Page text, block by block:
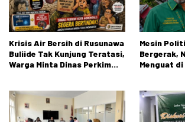
Krisis Air Bersih di Rusunawa
Buliide Tak Kunjung Teratasi,
Warga Minta Dinas Perkim
Mesin
Bergerak,
Menguat